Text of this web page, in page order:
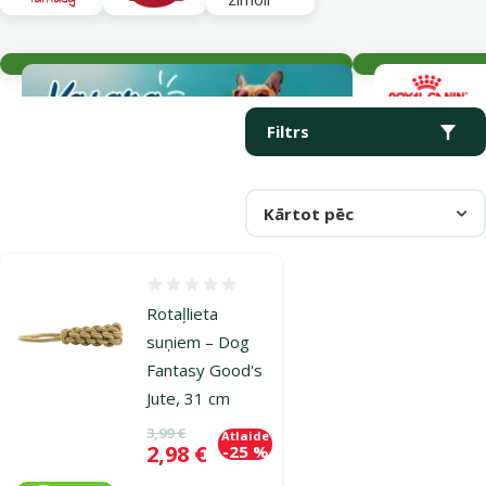
Filtrs
Kārtot pēc
Produkti kategorijā Frisbijs/Aports
Rotaļlieta
suņiem – Dog
Fantasy Good's
Jute, 31 cm
Oriģinālā cena
3,99 €
Cena
2,98 €
Atlaide
-25 %